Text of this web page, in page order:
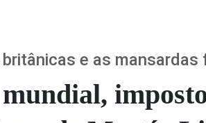
e as mansardas